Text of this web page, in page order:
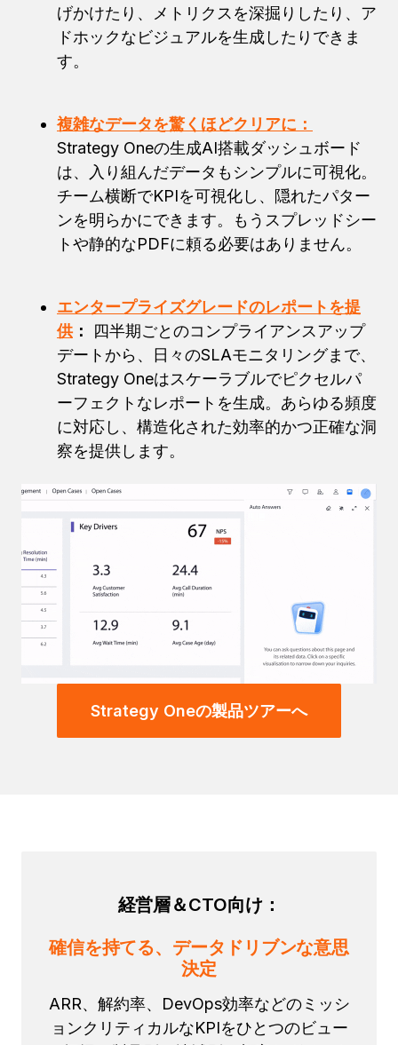
げかけたり、メトリクスを深掘りしたり、ア
ドホックなビジュアルを生成したりできま
す。
複雑なデータを驚くほどクリアに：
Strategy Oneの生成AI搭載ダッシュボード
は、入り組んだデータもシンプルに可視化。
チーム横断でKPIを可視化し、隠れたパター
ンを明らかにできます。もうスプレッドシー
トや静的なPDFに頼る必要はありません。
エンタープライズグレードのレポートを提
供：
四半期ごとのコンプライアンスアップ
デートから、日々のSLAモニタリングまで、
Strategy Oneはスケーラブルでピクセルパ
ーフェクトなレポートを生成。あらゆる頻度
に対応し、 構造化された効率的かつ正確な洞
察を提供します。
Strategy Oneの製品ツアーへ
経営層＆CTO向け：
確信を持てる、データドリブンな意思
決定
ARR、解約率、DevOps効率などのミッシ
ョンクリティカルなKPIをひとつのビュー